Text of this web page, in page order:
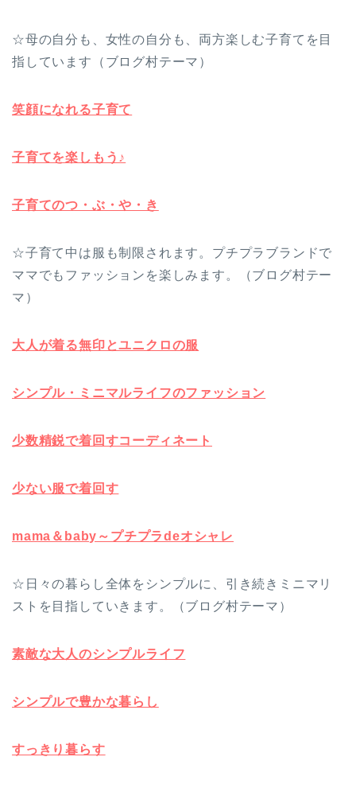
☆母の自分も、女性の自分も、両方楽しむ子育てを目
指しています（ブログ村テーマ）
笑顔になれる子育て
子育てを楽しもう♪
子育てのつ・ぶ・や・き
☆子育て中は服も制限されます。プチプラブランドで
ママでもファッションを楽しみます。（ブログ村テー
マ）
大人が着る無印とユニクロの服
シンプル・ミニマルライフのファッション
少数精鋭で着回すコーディネート
少ない服で着回す
mama＆baby～プチプラdeオシャレ
☆日々の暮らし全体をシンプルに、引き続きミニマリ
ストを目指していきます。（ブログ村テーマ）
素敵な大人のシンプルライフ
シンプルで豊かな暮らし
すっきり暮らす